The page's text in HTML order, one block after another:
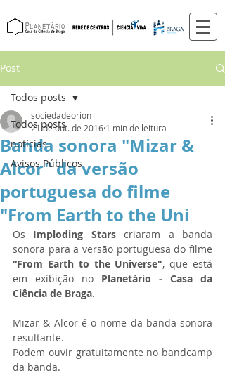
Post
Todos posts
notícias
Avisos Públicos
Todos posts
Banda sonora "Mizar &
Alcor" da versão
portuguesa do filme
"From Earth to the Uni
sociedadeorion
21 de out. de 2016 1 min de leitura
Os Imploding Stars criaram a banda
“From Earth to the Universe", que está
em exibição no Planetário - Casa da
Ciência de Braga.
Mizar & Alcor é o nome da banda sonora
resultante.
Podem ouvir gratuitamente no bandcamp
da banda.